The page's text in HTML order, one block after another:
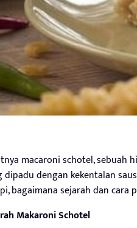
macaroni schotel, sebuah
dipadu dengan kekentalan
bagaimana sejarah dan cara
Makaroni Schotel